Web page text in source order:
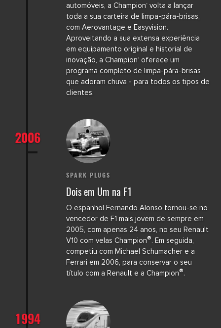
automóveis, a Champion® volta a lançar
toda a sua carteira de limpa-pára-brisas,
com Aerovantage e Easyvision.
Aproveitando a sua extensa experiência
em equipamento original e historial de
inovação, a Champion®
oferece um
programa completo de limpa-pára-brisas
que adoram chuva - para todos os tipos de
clientes.
2006
SPARK PLUGS
Dois em Um na F1
O espanhol Fernando Alonso tornou-se no
vencedor de F1 mais jovem de sempre em
2005, com apenas 24 anos, no seu Renault
V10 com velas Champion®. Em seguida,
competiu com Michael Schumacher e a
Ferrari em 2006, para conservar o seu
título com a Renault e a Champion®.
1994